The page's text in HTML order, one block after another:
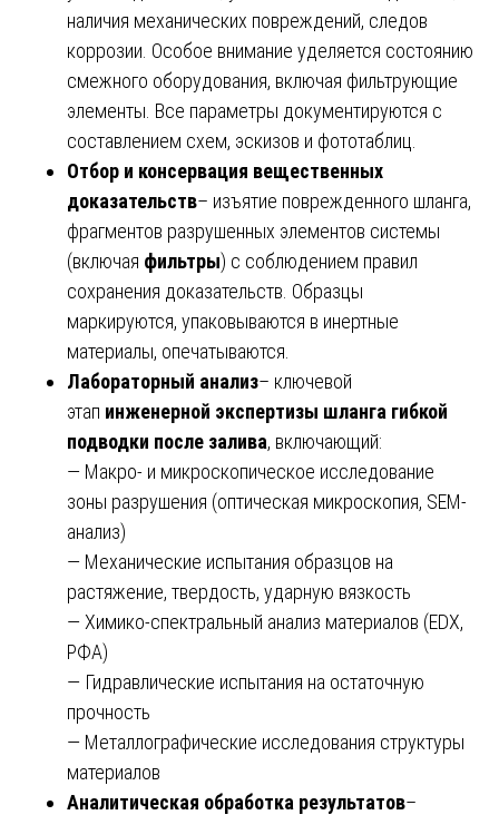
наличия механических повреждений, следов
коррозии. Особое внимание уделяется состоянию
смежного оборудования, включая фильтрующие
элементы. Все параметры документируются с
составлением схем, эскизов и фототаблиц.
Отбор и консервация вещественных
доказательств– изъятие поврежденного шланга,
фрагментов разрушенных элементов системы
(включая фильтры) с соблюдением правил
сохранения доказательств. Образцы
маркируются, упаковываются в инертные
материалы, опечатываются.
Лабораторный анализ– ключевой
этап инженерной экспертизы шланга гибкой
подводки после залива, включающий:
— Макро- и микроскопическое исследование
зоны разрушения (оптическая микроскопия, SEM-
анализ)
— Механические испытания образцов на
растяжение, твердость, ударную вязкость
— Химико-спектральный анализ материалов (EDX,
РФА)
— Гидравлические испытания на остаточную
прочность
— Металлографические исследования структуры
материалов
Аналитическая обработка результатов–